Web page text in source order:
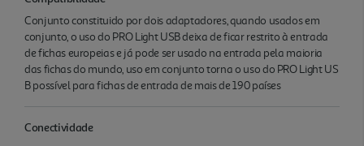
Conjunto constituido por dois adaptadores, quando usados em
conjunto, o uso do PRO Light USB deixa de ficar restrito à entrada
de fichas europeias e já pode ser usado na entrada pela maioria
das fichas do mundo, uso em conjunto torna o uso do PRO Light US
B possível para fichas de entrada de mais de 190 países
Conectividade